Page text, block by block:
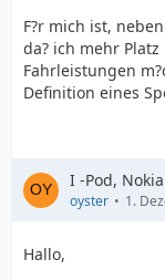
F?r mich ist,
da? ich mehr
Fahrleistungen
Definition eines
I -Pod,
oyster 1.
Hallo,